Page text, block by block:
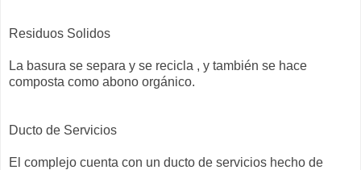
Residuos Solidos
La basura se separa y se recicla , y también se hace
composta como abono orgánico.
Ducto de Servicios
El complejo cuenta con un ducto de servicios hecho de